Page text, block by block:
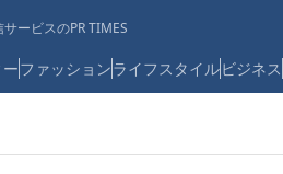
ービスのPR TIMES
ファッションライフスタイルビジネス